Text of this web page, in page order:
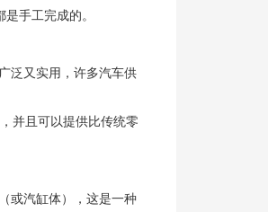
手工完成的。
泛又实用，许多汽车供
并且可以提供比传统零
或汽缸体），这是一种